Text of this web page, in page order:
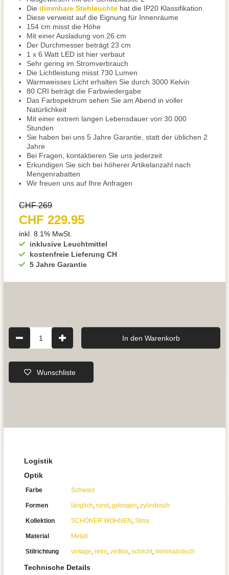
Die dimmbare Stehleuchte hat die IP20 Klassifikation
Diese verweist auf die Eignung für Innenräume
154 cm misst die Höhe
Mit einer Ausladung von 26 cm
Der Durchmesser beträgt 23 cm
1 x 6 Watt LED ist hier verbaut
Sehr gering im Stromverbrauch
Die Lichtleistung misst 730 Lumen
Warmweisses Licht erhalten Sie durch 3000 Kelvin
80 CRI beträgt die Farbwiedergabe
Das Farbspektrum sehen Sie am Abend in voller
Natürlichkeit
Mit einer extrem langen Lebensdauer von 30.000
Stunden
Sie haben bei uns 5 Jahre Garantie, statt der üblichen 2
Jahre
Bei Fragen, kontaktieren Sie uns jederzeit
Erkundigen Sie sich bei höherer Artikelanzahl nach
Mengenrabatten
Wir freuen uns auf Ihre Anfragen
inklusive Leuchtmittel
kostenfreie Lieferung CH
5 Jahre Garantie
CHF 269
CHF 229.95
inkl. 8.1% MwSt.
1 In den Warenkorb
Wunschliste
Logistik
Optik
Farbe Schwarz
Formen länglich, rund , gebogen, zylindrisch
Kollektion SCHÖNER WOHNEN , Stina
Material Metall
Stilrichtung vintage, retro, zeitlos, schlicht, minimalistisch
Technische Details